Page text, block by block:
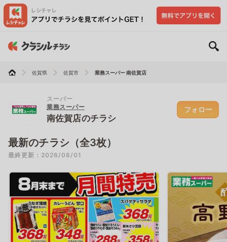
佐賀県 佐賀市 業務スーパー 南佐賀店
スーパー
業務スーパー
南佐賀店のチラシ
フォロー
最新のチラシ（全3枚）
最終更新：2026/08/01